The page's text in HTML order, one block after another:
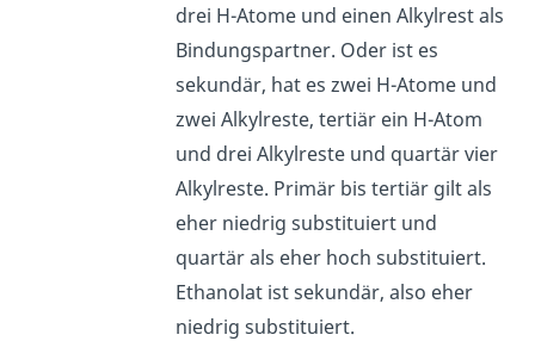
drei H-Atome und einen Alkylrest als
Bindungspartner. Oder ist es
sekundär, hat es zwei H-Atome und
zwei Alkylreste, tertiär ein H-Atom
und drei Alkylreste und quartär vier
Alkylreste. Primär bis tertiär gilt als
eher niedrig substituiert und
quartär als eher hoch substituiert.
Ethanolat ist sekundär, also eher
niedrig substituiert.